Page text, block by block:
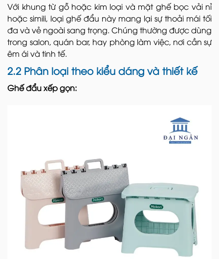
Với khung từ gỗ hoặc kim loại và mặt ghế bọc vải nỉ
hoặc simili, loại ghế đẩu này mang lại sự thoải mái tối
đa và vẻ ngoài sang trọng. Chúng thường được dùng
trong salon, quán bar, hay phòng làm việc, nơi cần sự
êm ái và tinh tế.
2.2 Phân loại theo kiểu dáng và thiết kế
Ghế đẩu xếp gọn: